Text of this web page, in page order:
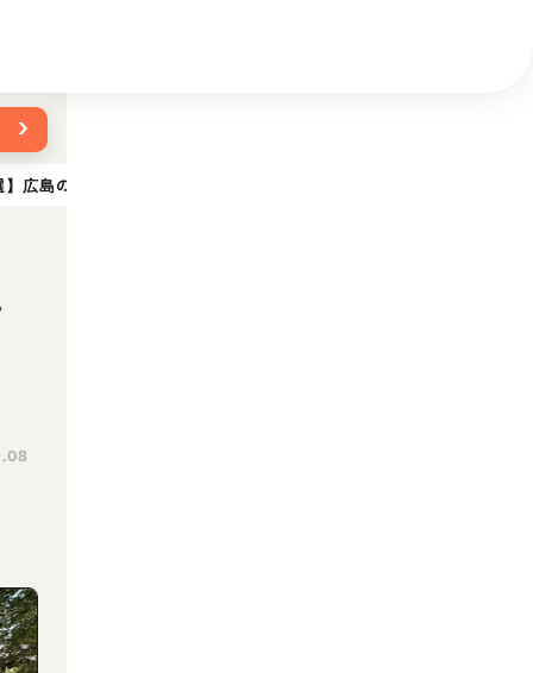
›
広島のペットと泊まれる人気宿を厳選｜コテージ・グランピング宿